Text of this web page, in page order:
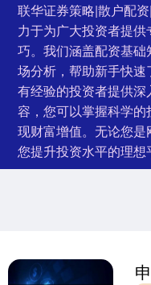
联华证券策略|散户配
力于为广大投资者提
巧。我们涵盖配资基
场分析，帮助新手快
有经验的投资者提供
容，您可以掌握科学
现财富增值。无论您
您提升投资水平的理想